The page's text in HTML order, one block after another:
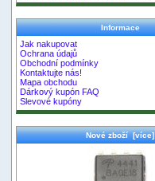
Informace
Jak nakupovat
Ochrana údajů
Obchodní podmínky
Kontaktujte nás!
Mapa obchodu
Dárkový kupón FAQ
Slevové kupóny
Nové zboží [více]